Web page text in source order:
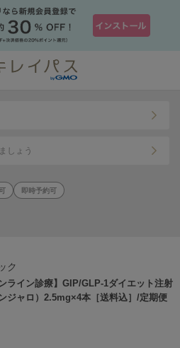
しょう
即時予約可
ク
ンライン診療】GIP/GLP-1ダイエット注射
ンジャロ）2.5mg×4本［送料込］/定期便